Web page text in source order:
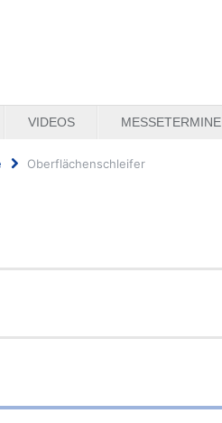
VIDEOS MESSETERMINE
Oberflächenschleifer